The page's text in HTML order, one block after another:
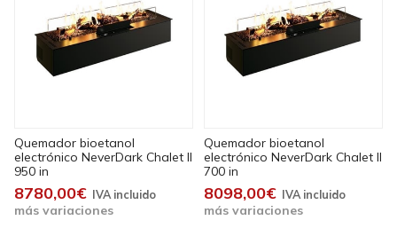
Quemador bioetanol
electrónico NeverDark Chalet II
950 in
8780,00€
más variaciones
Quemador bioetanol
electrónico NeverDark Chalet II
700 in
8098,00€
más variaciones